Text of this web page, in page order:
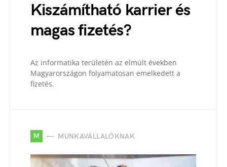
Kiszámítható karrier és
magas fizetés?
Az informatika területén az elmúlt években
Magyarországon folyamatosan emelkedett a
fizetés.
M MUNKAVÁLLALÓKNAK